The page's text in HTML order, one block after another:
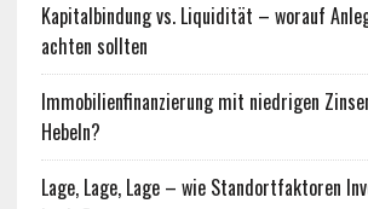
Kapitalbindung vs. Liquidität – worauf
achten sollten
Immobilienfinanzierung mit niedrigen
Hebeln?
Lage, Lage, Lage – wie Standortfaktoren